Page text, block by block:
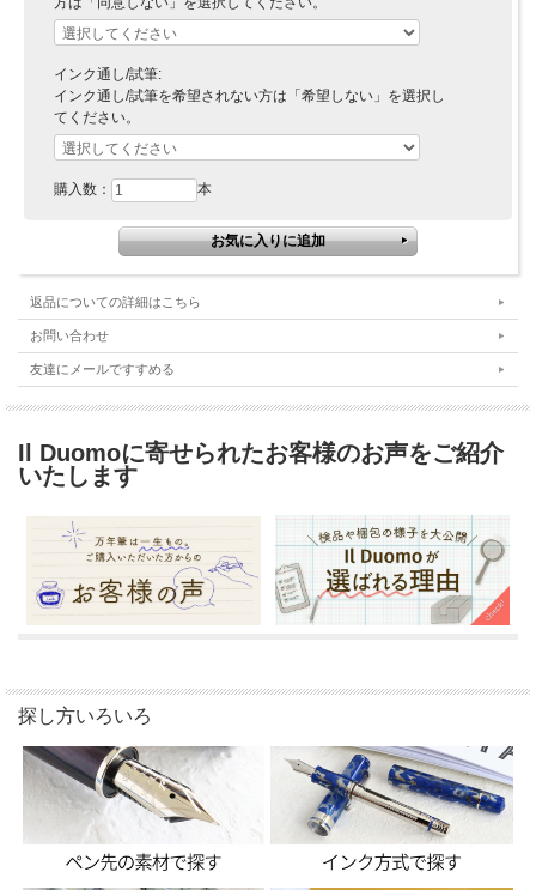
インク通し/試筆:
インク通し/試筆を希望されない方は「希望しない」を選択し
てください。
購入数： 本
返品についての詳細はこちら
お問い合わせ
友達にメールですすめる
Il Duomoに寄せられたお客様のお声をご紹介
いたします
探し方いろいろ